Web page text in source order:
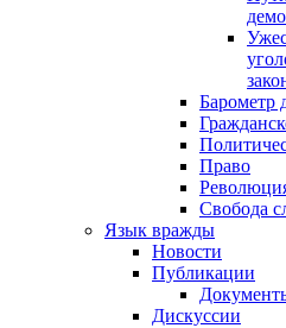
Барометр
Право
Свобода
Язык вражды
Новости
Публикации
Дискуссии